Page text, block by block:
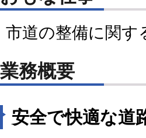
市道の整備に関す
業務概要
安全で快適な道